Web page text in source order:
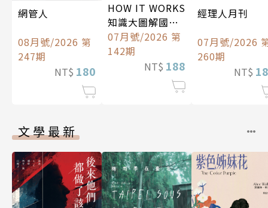
網管人
08月號/2026 第
247期
NT$ 180
HOW IT WORKS
知識大圖解國際
中文版
07月號/2026 第
142期
NT$ 188
經理人月刊
07月號/2026
260期
NT$
文學最新